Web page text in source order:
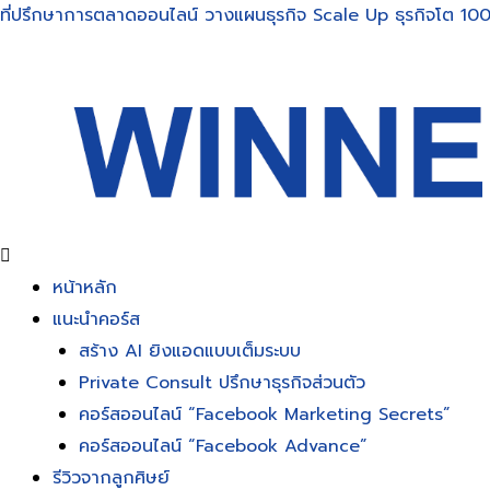
Skip
ที่ปรึกษาการตลาดออนไลน์ วางแผนธุรกิจ Scale Up ธุรกิจโต
หน้าหลัก
แนะนำคอร์ส
สร้าง AI ยิงแอดแบบเต็มระบบ
Private Consult ปรึกษาธุรกิจส่วนตัว
คอร์สออนไลน์ “Facebook Marketing Secrets”
คอร์สออนไลน์ “Facebook Advance”
รีวิวจากลูกศิษย์